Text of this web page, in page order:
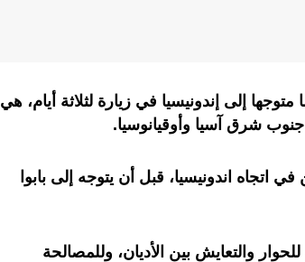
متوجها إلى إندونيسيا في زيارة لثلاثة أيام، هي
شرق آسيا وأوقيانوسيا.
في اتجاه اندونيسيا، قبل أن يتوجه إلى بابوا
والتعايش بين الأديان، وللمصالحة